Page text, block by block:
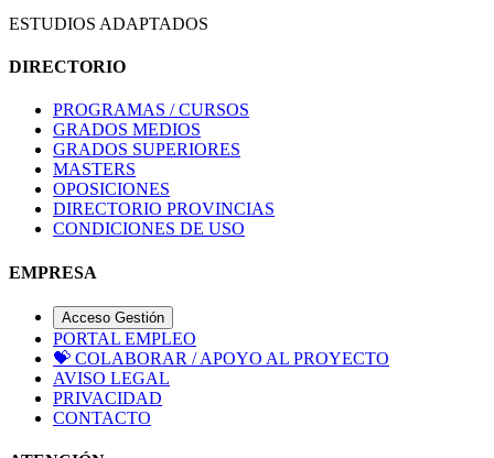
ESTUDIOS ADAPTADOS
DIRECTORIO
PROGRAMAS / CURSOS
GRADOS MEDIOS
GRADOS SUPERIORES
MASTERS
OPOSICIONES
DIRECTORIO PROVINCIAS
CONDICIONES DE USO
EMPRESA
Acceso Gestión
PORTAL EMPLEO
💝 COLABORAR / APOYO AL PROYECTO
AVISO LEGAL
PRIVACIDAD
CONTACTO